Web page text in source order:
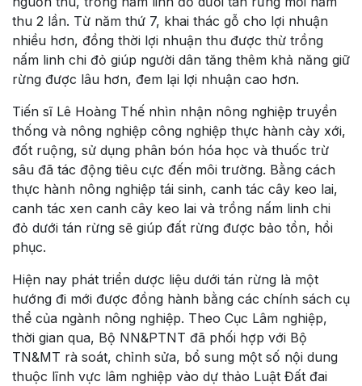
thu 2 lần. Từ năm thứ 7, khai thác gỗ cho lợi nhuận
nhiều hơn, đồng thời lợi nhuận thu được thừ trồng
nấm linh chi đỏ giúp người dân tăng thêm khả năng giữ
rừng được lâu hơn, đem lại lợi nhuận cao hơn.
Tiến sĩ Lê Hoàng Thế nhìn nhận nông nghiệp truyền
thống và nông nghiệp công nghiệp thực hành cày xới,
đốt ruộng, sử dụng phân bón hóa học và thuốc trừ
sâu đã tác động tiêu cực đến môi trường. Bằng cách
thực hành nông nghiệp tái sinh, canh tác cây keo lai,
canh tác xen canh cây keo lai và trồng nấm linh chi
đỏ dưới tán rừng sẽ giúp đất rừng được bảo tồn, hồi
phục.
Hiện nay phát triển dược liệu dưới tán rừng là một
hướng đi mới được đồng hành bằng các chính sách cụ
thể của ngành nông nghiệp. Theo Cục Lâm nghiệp,
thời gian qua, Bộ NN&PTNT đã phối hợp với Bộ
TN&MT rà soát, chỉnh sửa, bổ sung một số nội dung
thuộc lĩnh vực lâm nghiệp vào dự thảo Luật Đất đai